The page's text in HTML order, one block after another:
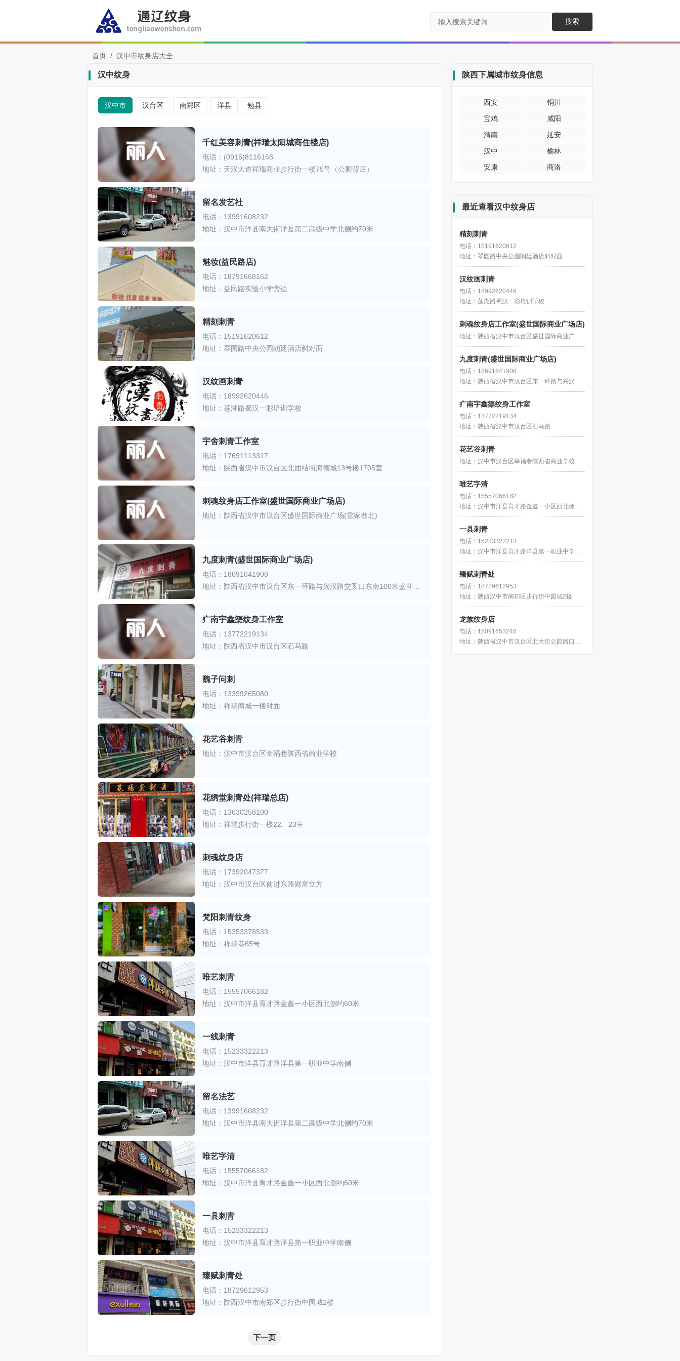
搜索
首页 / 汉中市纹身店大全
汉中纹身
汉中市 汉台区 南郑区 洋县 勉县
千红美容刺青(祥瑞太阳城商住楼店)
电话：(0916)8116168
地址：天汉大道祥瑞商业步行街一楼75号（公厕背后）
留名发艺社
电话：13991608232
地址：汉中市洋县南大街洋县第二高级中学北侧约70米
魅妆(益民路店)
电话：18791668162
地址：益民路实验小学旁边
精刻刺青
电话：15191620612
地址：翠园路中央公园朗廷酒店斜对面
汉纹画刺青
电话：18992620446
地址：莲湖路蜀汉一彩培训学校
宇舍刺青工作室
电话：17691113317
地址：陕西省汉中市汉台区北团结街海德城13号楼1705室
刺魂纹身店工作室(盛世国际商业广场店)
地址：陕西省汉中市汉台区盛世国际商业广场(雷家巷北)
九度刺青(盛世国际商业广场店)
电话：18691641908
疒南宇鑫榘纹身工作室
电话：13772219134
地址：陕西省汉中市汉台区石马路
魏子问刺
电话：13399265080
地址：祥瑞商城一楼对面
花艺谷刺青
地址：汉中市汉台区幸福巷陕西省商业学校
花绣堂刺青处(祥瑞总店)
电话：13630258100
地址：祥瑞步行街一楼22、23室
刺魂纹身店
电话：17392047377
地址：汉中市汉台区前进东路财富立方
梵阳刺青纹身
电话：15353378533
地址：祥瑞巷65号
唯艺刺青
电话：15557066182
地址：汉中市洋县育才路金鑫一小区西北侧约60米
一线刺青
电话：15233322213
地址：汉中市洋县育才路洋县第一职业中学南侧
留名法艺
电话：13991608232
地址：汉中市洋县南大街洋县第二高级中学北侧约70米
唯艺字清
电话：15557066182
地址：汉中市洋县育才路金鑫一小区西北侧约60米
一县刺青
电话：15233322213
地址：汉中市洋县育才路洋县第一职业中学南侧
臻赋刺青处
电话：18729612953
地址：陕西汉中市南郑区步行街中园城2楼
下一页
陕西下属城市纹身信息
西安
铜川
宝鸡
咸阳
渭南
延安
汉中
榆林
安康
商洛
最近查看汉中纹身店
精刻刺青
电话：15191620612
地址：翠园路中央公园朗廷酒店斜对面
汉纹画刺青
电话：18992620446
地址：莲湖路蜀汉一彩培训学校
刺魂纹身店工作室(盛世国际商业广场店)
地址：陕西省汉中市汉台区盛世国际商业广场(雷家巷北)
九度刺青(盛世国际商业广场店)
电话：18691641908
地址：陕西省汉中市汉台区东一环路与兴汉路交叉口东南100米盛世国际商业广场F1
疒南宇鑫榘纹身工作室
电话：13772219134
地址：陕西省汉中市汉台区石马路
花艺谷刺青
地址：汉中市汉台区幸福巷陕西省商业学校
唯艺字清
电话：15557066182
地址：汉中市洋县育才路金鑫一小区西北侧约60米
一县刺青
电话：15233322213
地址：汉中市洋县育才路洋县第一职业中学南侧
臻赋刺青处
电话：18729612953
地址：陕西汉中市南郑区步行街中园城2楼
龙族纹身店
电话：15091653246
地址：陕西省汉中市汉台区北大街公园路口靠莲花池公园